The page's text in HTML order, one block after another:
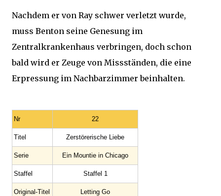
Nachdem er von Ray schwer verletzt wurde,
muss Benton seine Genesung im
Zentralkrankenhaus verbringen, doch schon
bald wird er Zeuge von Missständen, die eine
Erpressung im Nachbarzimmer beinhalten.
Nr 22
Titel Zerstörerische Liebe
Serie Ein Mountie in Chicago
Staffel Staffel 1
Original-Titel Letting Go